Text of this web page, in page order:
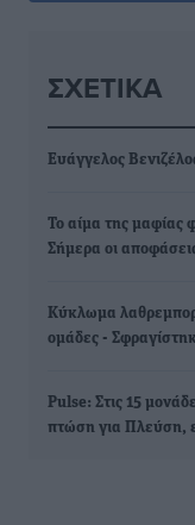
ΣΧΕΤΙΚΆ
Ευάγγελος
Το αίμα της μαφίας
Σήμερα οι
Κύκλωμα
ομάδες -
Pulse: Στις 15
πτώση για Πλεύση,